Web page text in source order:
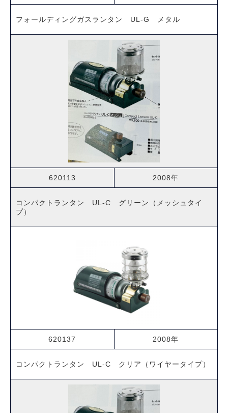
フォールディングガスランタン UL-G メタル
620113
コンパクトランタン UL-C グリーン（メッシュタイ
プ）
2008年
620137
コンパクトランタン UL-C クリア（ワイヤータイプ）
2008年